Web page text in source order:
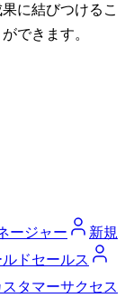
に結びつけるこ
できます。
ージャー
新規
ドセールス
スタマーサクセス